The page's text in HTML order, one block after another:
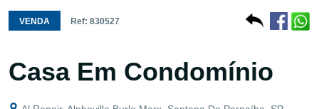
VENDA Ref: 830527
Casa Em Condomínio